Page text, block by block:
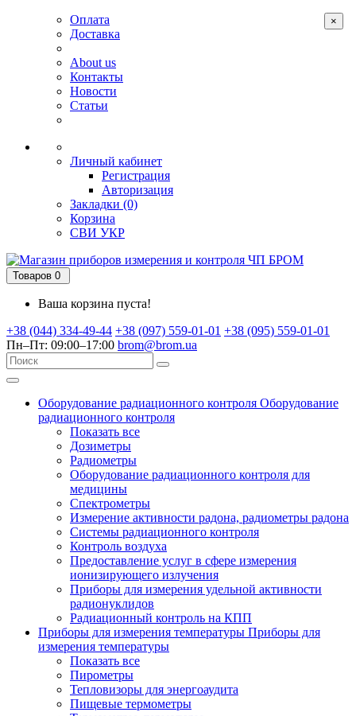
Оплата
Доставка
About us
Контакты
Новости
Статьи
Личный кабинет
Регистрация
Авторизация
Закладки (0)
Корзина
СВИ УКР
Товаров 0
Ваша корзина пуста!
+38 (044) 334-49-44 +38 (097) 559-01-01 +38 (095) 559-01-01
Пн–Пт: 09:00–17:00 brom@brom.ua
Оборудование радиационного контроля Оборудование
радиационного контроля
Показать все
Дозиметры
Радиометры
Оборудование радиационного контроля для
медицины
Спектрометры
Измерение активности радона, радиометры радона
Системы радиационного контроля
Контроль воздуха
Предоставление услуг в сфере измерения
ионизирующего излучения
Приборы для измерения удельной активности
радионуклидов
Радиационный контроль на КПП
Приборы для измерения температуры Приборы для
измерения температуры
Показать все
Пирометры
Тепловизоры для энергоаудита
Пищевые термометры
×